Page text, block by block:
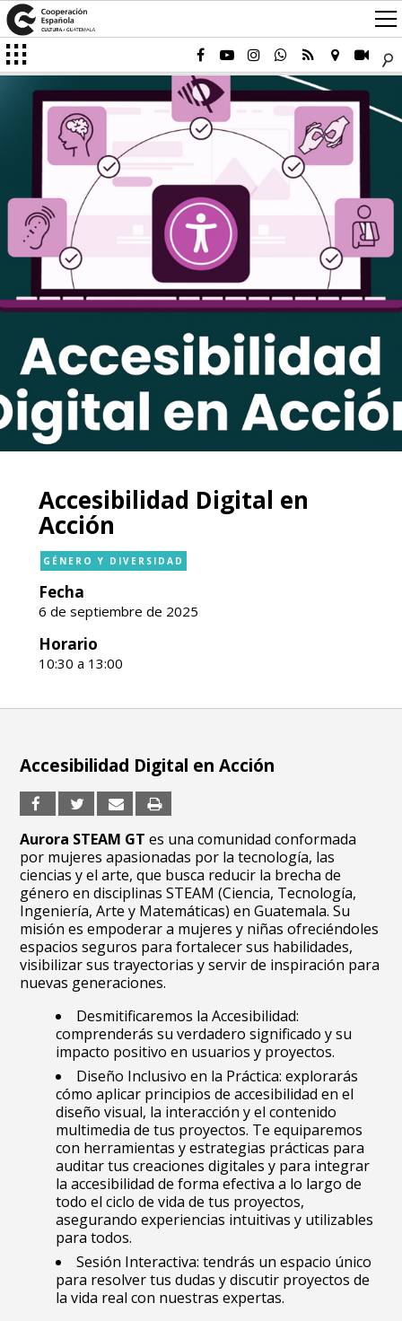
Accesibilidad Digital en
Acción
GÉNERO Y DIVERSIDAD
Fecha
6 de septiembre de 2025
Horario
10:30 a 13:00
Accesibilidad Digital en Acción
Aurora STEAM GT es una comunidad conformada
por mujeres apasionadas por la tecnología, las
ciencias y el arte, que busca reducir la brecha de
género en disciplinas STEAM (Ciencia, Tecnología,
Ingeniería, Arte y Matemáticas) en Guatemala. Su
misión es empoderar a mujeres y niñas ofreciéndoles
espacios seguros para fortalecer sus habilidades,
visibilizar sus trayectorias y servir de inspiración para
nuevas generaciones.
Desmitificaremos la Accesibilidad:
comprenderás su verdadero significado y su
impacto positivo en usuarios y proyectos.
Diseño Inclusivo en la Práctica: explorarás
cómo aplicar principios de accesibilidad en el
diseño visual, la interacción y el contenido
multimedia de tus proyectos. Te equiparemos
con herramientas y estrategias prácticas para
auditar tus creaciones digitales y para integrar
la accesibilidad de forma efectiva a lo largo de
todo el ciclo de vida de tus proyectos,
asegurando experiencias intuitivas y utilizables
para todos.
Sesión Interactiva: tendrás un espacio único
para resolver tus dudas y discutir proyectos de
la vida real con nuestras expertas.